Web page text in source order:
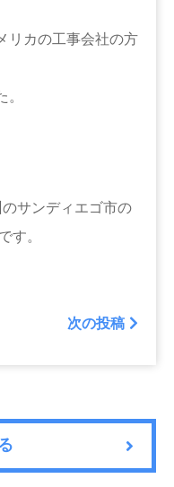
リカの工事会社の方
サンディエゴ市の
す。
次の投稿